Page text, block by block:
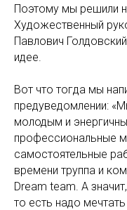
Поэтому мы решили
Художественный
Павлович
идее.
Вот что тогда мы
предуведомлении:
молодым и
профессиональные
самостоятельные
времени труппа и
Dream team. А
то есть надо